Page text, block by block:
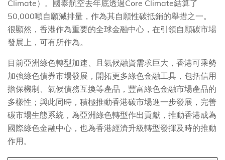
Climate）。國泰航空去年底透過Core Climate結算了
50,000噸自願減排量，作為其自願性碳抵銷的舉措之一。
很顯然，香港作為重要的全球金融中心，在引領自願碳市場
發展上，可有所作為。
目前亞洲綠色轉型加速、且氣候融資需求巨大，香港可乘勢
加強綠色債券市場發展，開拓更多綠色金融工具，包括信用
擔保機制、氣候債務互換等產品，豐富綠色金融市場產品的
多樣性；與此同時，積極推動香港碳市場進一步發展，完善
碳市場生態系統，為亞洲綠色轉型作出貢獻，推動香港成為
國際綠色金融中心，也為香港經濟升級轉型發揮及時的推動
作用。